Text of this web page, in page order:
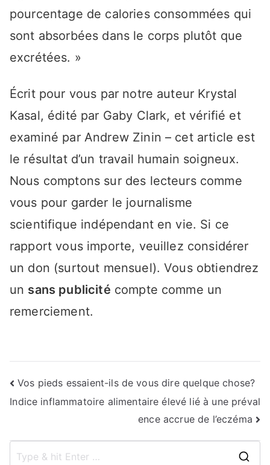
pourcentage de calories consommées qui
sont absorbées dans le corps plutôt que
excrétées. »
Écrit pour vous par notre auteur Krystal
Kasal, édité par Gaby Clark, et vérifié et
examiné par Andrew Zinin – cet article est
le résultat d’un travail humain soigneux.
Nous comptons sur des lecteurs comme
vous pour garder le journalisme
scientifique indépendant en vie. Si ce
rapport vous importe, veuillez considérer
un don (surtout mensuel). Vous obtiendrez
un sans publicité compte comme un
remerciement.
Navigation
de
l’article
Vos pieds essaient-ils de vous dire quelque chose?
Indice inflammatoire alimentaire élevé lié à une préval
ence accrue de l’eczéma